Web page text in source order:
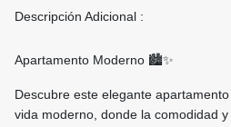
Descripción Adicional :
Apartamento Moderno 🏙️✨
Descubre este elegante
vida moderno, donde la comodidad